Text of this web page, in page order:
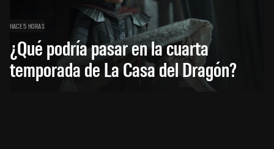
HACE 5 HORAS
¿Qué podría pasar en la cuarta
temporada de La Casa del Dragón?